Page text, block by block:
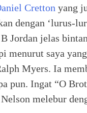
Cretton yang
dengan ‘lurus-
Jordan jelas
menurut saya
Myers. Ia
pun. Ingat “O
melebur